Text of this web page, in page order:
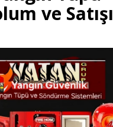
ve Satışı